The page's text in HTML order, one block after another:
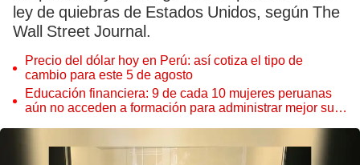
ley de quiebras de Estados Unidos, según The
Wall Street Journal.
Precio del dólar hoy en Perú: así cotiza el tipo de
cambio para este 5 de agosto
Educación financiera: 9 de cada 10 mujeres peruanas
aún no acceden a formación para administrar mejor su